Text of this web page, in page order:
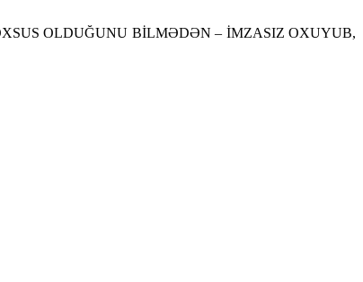
OLDUĞUNU BİLMƏDƏN – İMZASIZ OXUYUB,